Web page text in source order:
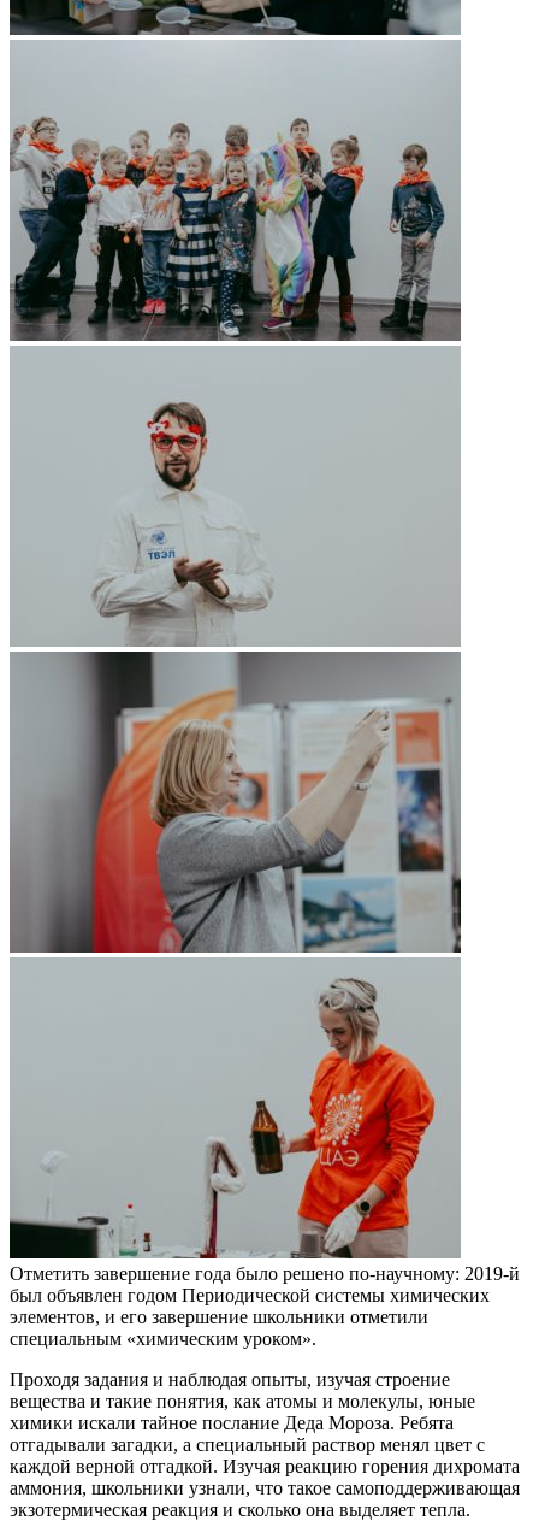
Отметить завершение года было решено по-научному: 2019-й
был объявлен годом Периодической системы химических
элементов, и его завершение школьники отметили
специальным «химическим уроком».
Проходя задания и наблюдая опыты, изучая строение
вещества и такие понятия, как атомы и молекулы, юные
химики искали тайное послание Деда Мороза. Ребята
отгадывали загадки, а специальный раствор менял цвет с
каждой верной отгадкой. Изучая реакцию горения дихромата
аммония, школьники узнали, что такое самоподдерживающая
экзотермическая реакция и сколько она выделяет тепла.